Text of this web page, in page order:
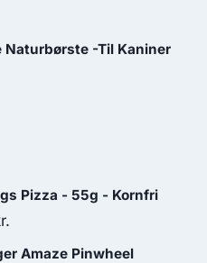
Naturbørste -Til Kaniner
Pizza - 55g - Kornfri
aktuelle
Amaze Pinwheel